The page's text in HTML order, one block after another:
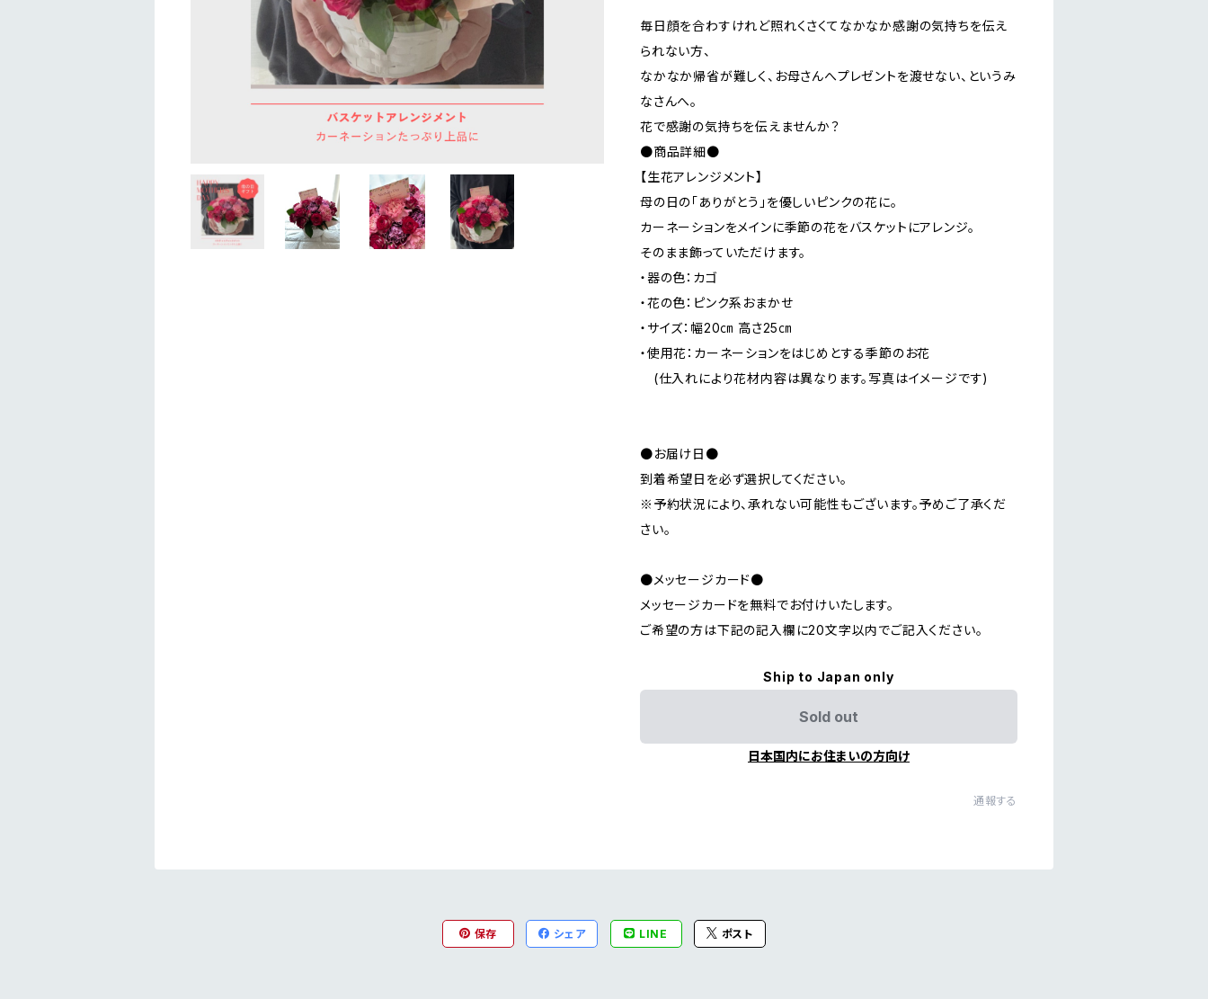
毎日顔を合わすけれど照れくさくてなかなか感謝の気持ちを伝え
られない方、
なかなか帰省が難しく、お母さんへプレゼントを渡せない、というみ
なさんへ。
花で感謝の気持ちを伝えませんか？
●商品詳細●
【生花アレンジメント】
母の日の「ありがとう」を優しいピンクの花に。
カーネーションをメインに季節の花をバスケットにアレンジ。
そのまま飾っていただけます。
・器の色：カゴ
・花の色：ピンク系おまかせ
・サイズ：幅20㎝ 高さ25㎝
・使用花：カーネーションをはじめとする季節のお花
(仕入れにより花材内容は異なります。写真はイメージです)
●お届け日●
到着希望日を必ず選択してください。
※予約状況により、承れない可能性もございます。予めご了承くだ
さい。
●メッセージカード●
メッセージカードを無料でお付けいたします。
ご希望の方は下記の記入欄に20文字以内でご記入ください。
Ship to Japan only
Sold out
日本国内にお住まいの方向け
通報する
保存 シェア LINE ポスト